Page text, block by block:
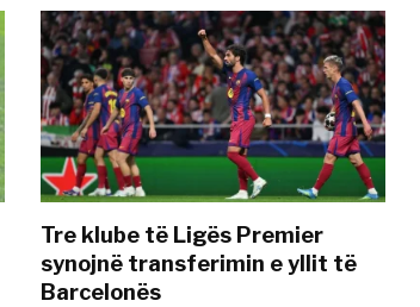
Tre klube të Ligës Premier
synojnë transferimin e yllit të
Barcelonës